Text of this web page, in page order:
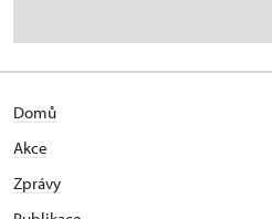
Domů
Akce
Zprávy